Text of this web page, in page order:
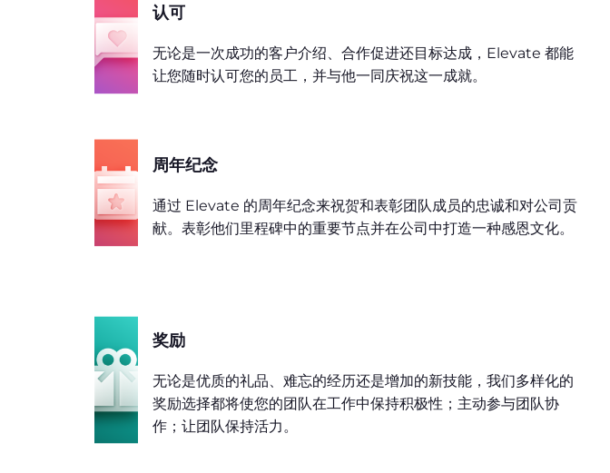
认可
无论是一次成功的客户介绍、合作促进还目标达成，Elevate 都能
让您随时认可您的员工，并与他一同庆祝这一成就。
周年纪念
通过 Elevate 的周年纪念来祝贺和表彰团队成员的忠诚和对公司贡
献。表彰他们里程碑中的重要节点并在公司中打造一种感恩文化。
奖励
无论是优质的礼品、难忘的经历还是增加的新技能，我们多样化的
奖励选择都将使您的团队在工作中保持积极性；主动参与团队协
作；让团队保持活力。